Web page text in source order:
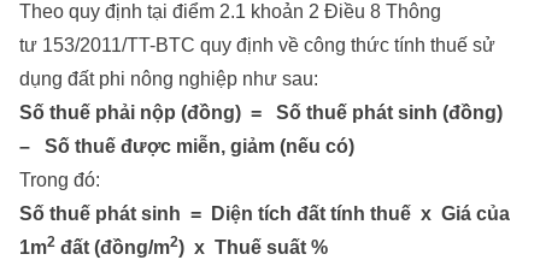
Theo quy định tại điểm 2.1 khoản 2 Điều 8 Thông
tư 153/2011/TT-BTC quy định về công thức tính thuế sử
dụng đất phi nông nghiệp như sau:
Số thuế phải nộp (đồng) = Số thuế phát sinh (đồng)
– Số thuế được miễn, giảm (nếu có)
Trong đó:
Số thuế phát sinh = Diện tích đất tính thuế x Giá của
1m2 đất (đồng/m2) x Thuế suất %